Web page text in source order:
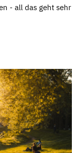
- all das geht sehr